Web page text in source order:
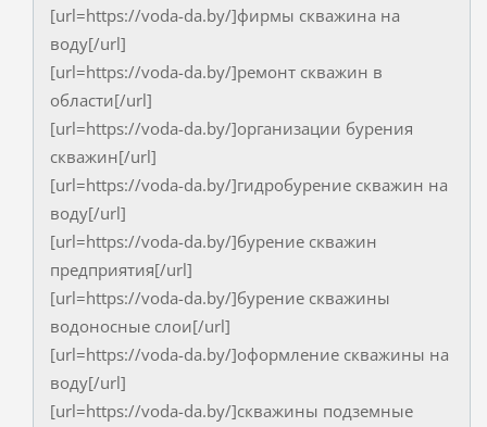
[url=https://voda-da.by/]фирмы скважина на
воду[/url]
[url=https://voda-da.by/]ремонт скважин в
области[/url]
[url=https://voda-da.by/]организации бурения
скважин[/url]
[url=https://voda-da.by/]гидробурение скважин на
воду[/url]
[url=https://voda-da.by/]бурение скважин
предприятия[/url]
[url=https://voda-da.by/]бурение скважины
водоносные слои[/url]
[url=https://voda-da.by/]оформление скважины на
воду[/url]
[url=https://voda-da.by/]скважины подземные